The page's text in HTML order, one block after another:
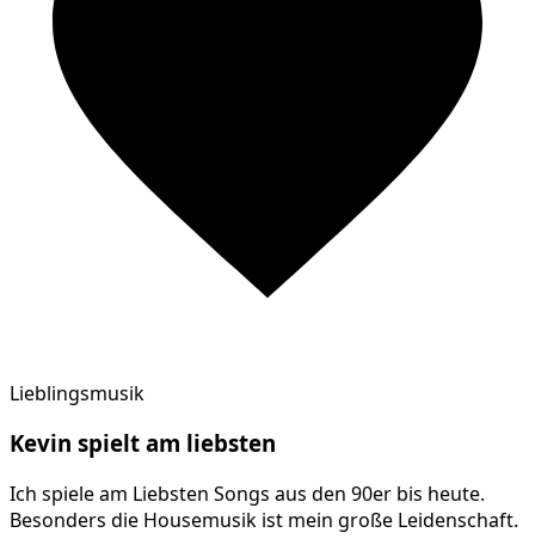
Lieblingsmusik
Kevin spielt am liebsten
Ich spiele am Liebsten Songs aus den 90er bis heute.
Besonders die Housemusik ist mein große Leidenschaft.